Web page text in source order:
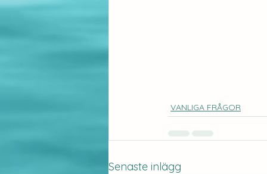
VANLIGA FRÅGOR
Senaste inlägg